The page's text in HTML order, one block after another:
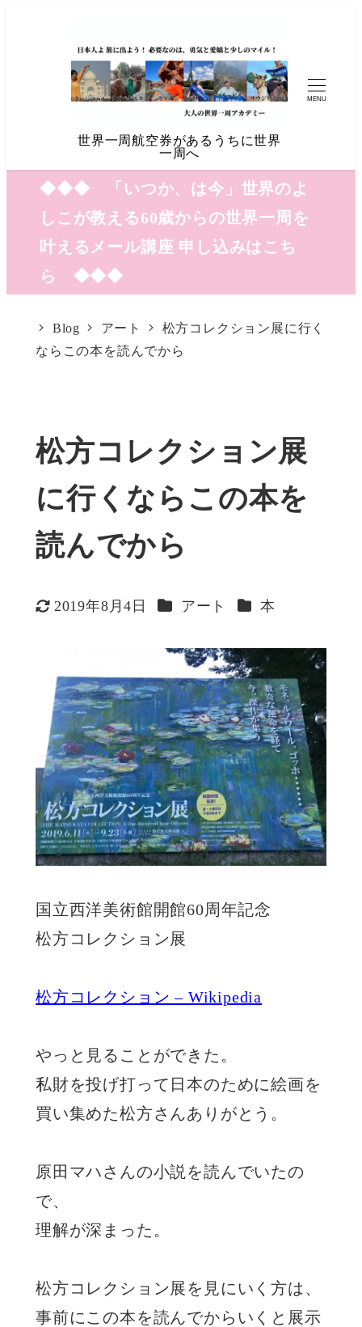
世界一周航空券があるうちに世界
一周へ
MENU
◆◆◆ 「いつか、は今」世界のよ
しこが教える60歳からの世界一周を
叶えるメール講座 申し込みはこち
ら ◆◆◆
Blog アート
松方コレクション展に行く
ならこの本を読んでから
松方コレクション展
に行くならこの本を
読んでから
更新日
2019年8月4日 カテゴリー
アート カテゴリー
本
国立西洋美術館開館60周年記念
松方コレクション展
松方コレクション – Wikipedia
やっと見ることができた。
私財を投げ打って日本のために絵画を
買い集めた松方さんありがとう。
原田マハさんの小説を読んでいたの
で、
理解が深まった。
松方コレクション展を見にいく方は、
事前にこの本を読んでからいくと展示